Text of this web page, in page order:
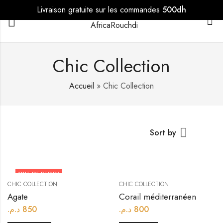
Livraison gratuite sur les commandes 500dh
Chic Collection
Accueil » Chic Collection
Sort by
OUT OF STOCK
CHIC COLLECTION
Agate
850 د.م.
CHIC COLLECTION
Corail méditerranéen
800 د.م.